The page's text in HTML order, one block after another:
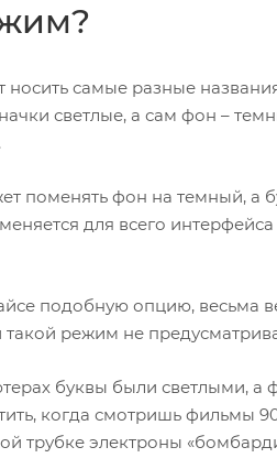
самые разные
светлые, а сам фон –
поменять фон на темный, а
для всего
подобную опцию, весьма
режим не
буквы были светлыми, а
когда смотришь фильмы
трубке электроны